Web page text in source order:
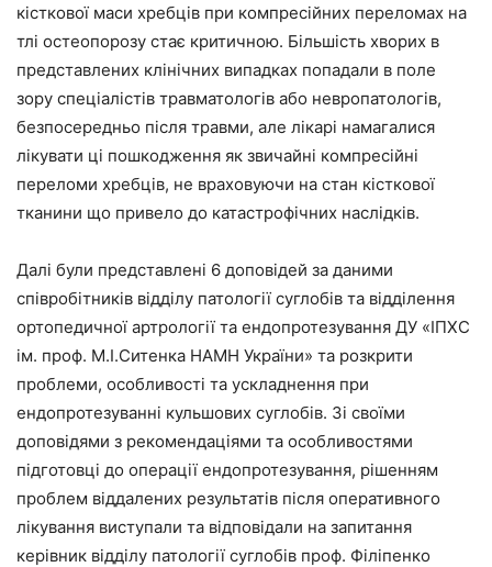
кісткової маси хребців при компресійних переломах на
тлі остеопорозу стає критичною. Більшість хворих в
представлених клінічних випадках попадали в поле
зору спеціалістів травматологів або невропатологів,
безпосередньо після травми, але лікарі намагалися
лікувати ці пошкодження як звичайні компресійні
переломи хребців, не враховуючи на стан кісткової
тканини що привело до катастрофічних наслідків.
Далі були представлені 6 доповідей за даними
співробітників відділу патології суглобів та відділення
ортопедичної артрології та ендопротезування ДУ «ІПХС
ім. проф. М.І.Ситенка НАМН України» та розкрити
проблеми, особливості та ускладнення при
ендопротезуванні кульшових суглобів. Зі своїми
доповідями з рекомендаціями та особливостями
підготовці до операції ендопротезування, рішенням
проблем віддалених результатів після оперативного
лікування виступали та відповідали на запитання
керівник відділу патології суглобів проф. Філіпенко